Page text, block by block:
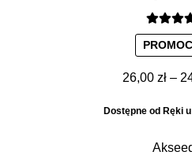
PROMOCJA 500 Plus
Harmonogram Outdoor
5.00 na
26,00 zł –
Dostępne od Ręki